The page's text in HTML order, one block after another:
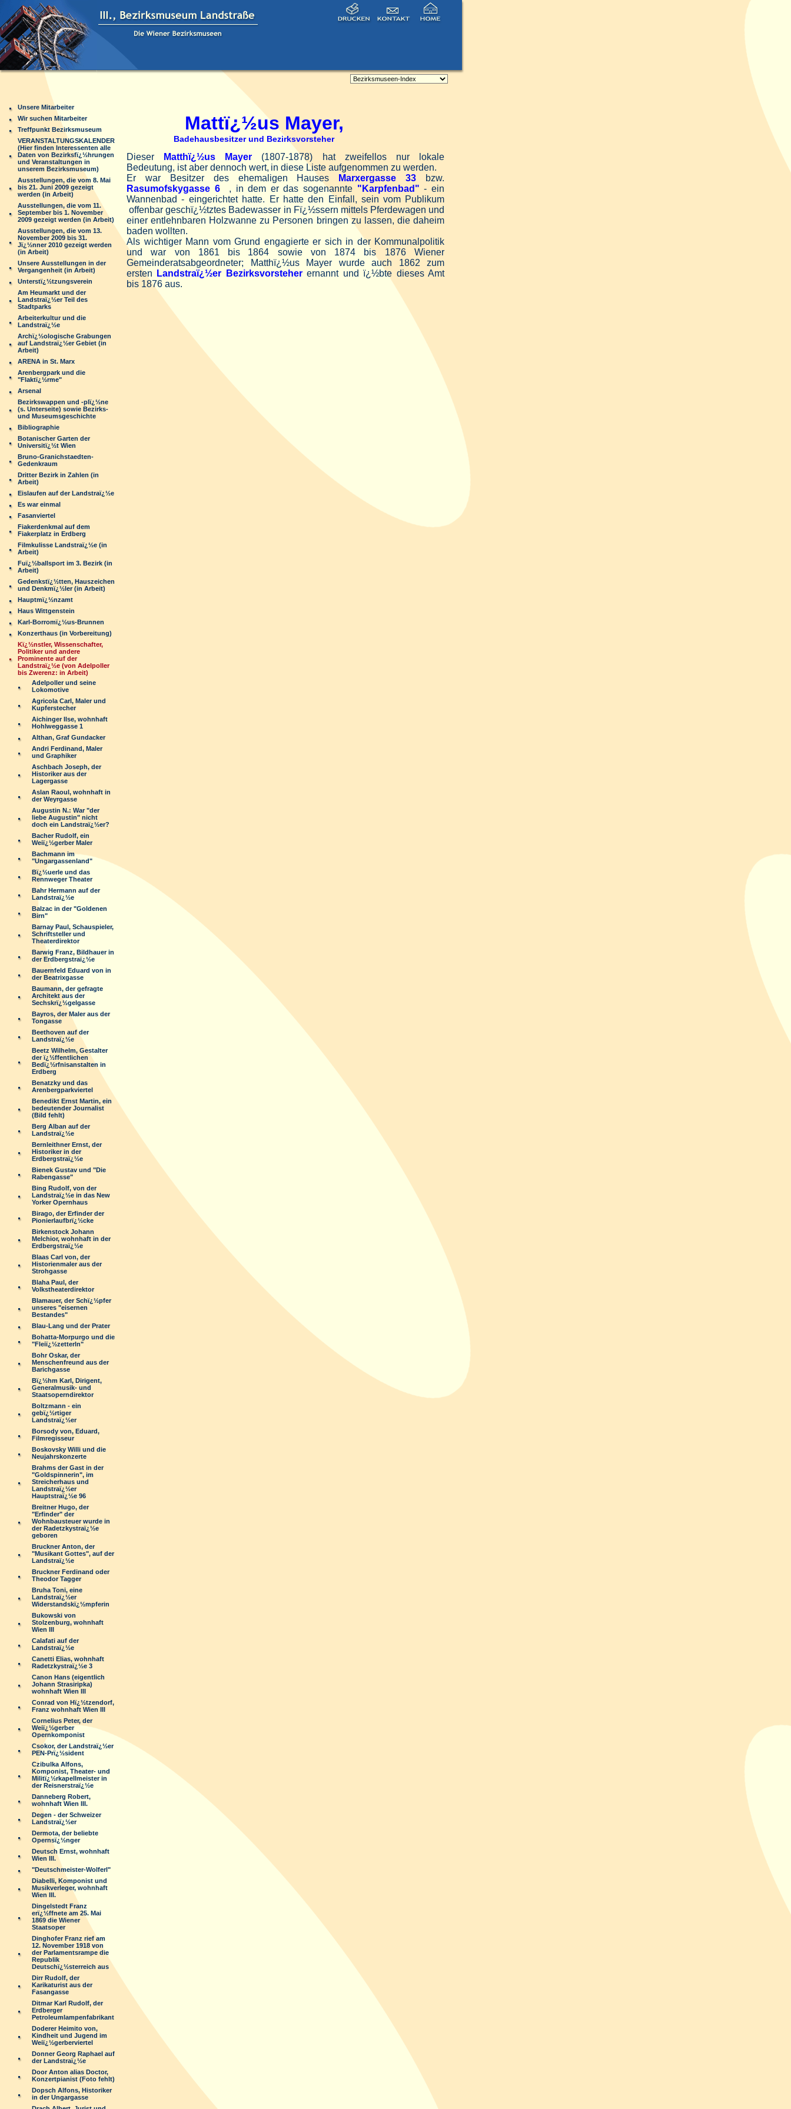
Unsere Mitarbeiter
Wir suchen Mitarbeiter
Treffpunkt Bezirksmuseum
VERANSTALTUNGSKALENDER
(Hier finden Interessenten alle
Daten von Bezirksfï¿½hrungen
und Veranstaltungen in
unserem Bezirksmuseum)
Ausstellungen, die vom 8. Mai
bis 21. Juni 2009 gezeigt
werden (in Arbeit)
Ausstellungen, die vom 11.
September bis 1. November
2009 gezeigt werden (in Arbeit)
Ausstellungen, die vom 13.
November 2009 bis 31.
Jï¿½nner 2010 gezeigt werden
(in Arbeit)
Unsere Ausstellungen in der
Vergangenheit (in Arbeit)
Unterstï¿½tzungsverein
Am Heumarkt und der
Landstraï¿½er Teil des
Stadtparks
Arbeiterkultur und die
Landstraï¿½e
Archï¿½ologische Grabungen
auf Landstraï¿½er Gebiet (in
Arbeit)
ARENA in St. Marx
Arenbergpark und die
"Flaktï¿½rme"
Arsenal
Bezirkswappen und -plï¿½ne
(s. Unterseite) sowie Bezirks-
und Museumsgeschichte
Bibliographie
Botanischer Garten der
Universitï¿½t Wien
Bruno-Granichstaedten-
Gedenkraum
Dritter Bezirk in Zahlen (in
Arbeit)
Eislaufen auf der Landstraï¿½e
Es war einmal
Fasanviertel
Fiakerdenkmal auf dem
Fiakerplatz in Erdberg
Filmkulisse Landstraï¿½e (in
Arbeit)
Fuï¿½ballsport im 3. Bezirk (in
Arbeit)
Gedenkstï¿½tten, Hauszeichen
und Denkmï¿½ler (in Arbeit)
Hauptmï¿½nzamt
Haus Wittgenstein
Karl-Borromï¿½us-Brunnen
Konzerthaus (in Vorbereitung)
Kï¿½nstler, Wissenschafter,
Politiker und andere
Prominente auf der
Landstraï¿½e (von Adelpoller
bis Zwerenz: in Arbeit)
Adelpoller und seine
Lokomotive
Agricola Carl, Maler und
Kupferstecher
Aichinger Ilse, wohnhaft
Hohlweggasse 1
Althan, Graf Gundacker
Andri Ferdinand, Maler
und Graphiker
Aschbach Joseph, der
Historiker aus der
Lagergasse
Aslan Raoul, wohnhaft in
der Weyrgasse
Augustin N.: War "der
liebe Augustin" nicht
doch ein Landstraï¿½er?
Bacher Rudolf, ein
Weiï¿½gerber Maler
Bachmann im
"Ungargassenland"
Bï¿½uerle und das
Rennweger Theater
Bahr Hermann auf der
Landstraï¿½e
Balzac in der "Goldenen
Birn"
Barnay Paul, Schauspieler,
Schriftsteller und
Theaterdirektor
Barwig Franz, Bildhauer in
der Erdbergstraï¿½e
Bauernfeld Eduard von in
der Beatrixgasse
Baumann, der gefragte
Architekt aus der
Sechskrï¿½gelgasse
Bayros, der Maler aus der
Tongasse
Beethoven auf der
Landstraï¿½e
Beetz Wilhelm, Gestalter
der ï¿½ffentlichen
Bedï¿½rfnisanstalten in
Erdberg
Benatzky und das
Arenbergparkviertel
Benedikt Ernst Martin, ein
bedeutender Journalist
(Bild fehlt)
Berg Alban auf der
Landstraï¿½e
Bernleithner Ernst, der
Historiker in der
Erdbergstraï¿½e
Bienek Gustav und "Die
Rabengasse"
Bing Rudolf, von der
Landstraï¿½e in das New
Yorker Opernhaus
Birago, der Erfinder der
Pionierlaufbrï¿½cke
Birkenstock Johann
Melchior, wohnhaft in der
Erdbergstraï¿½e
Blaas Carl von, der
Historienmaler aus der
Strohgasse
Blaha Paul, der
Volkstheaterdirektor
Blamauer, der Schï¿½pfer
unseres "eisernen
Bestandes"
Blau-Lang und der Prater
Bohatta-Morpurgo und die
"Fleiï¿½zetterln"
Bohr Oskar, der
Menschenfreund aus der
Barichgasse
Bï¿½hm Karl, Dirigent,
Generalmusik- und
Staatsoperndirektor
Boltzmann - ein
gebï¿½rtiger
Landstraï¿½er
Borsody von, Eduard,
Filmregisseur
Boskovsky Willi und die
Neujahrskonzerte
Brahms der Gast in der
"Goldspinnerin", im
Streicherhaus und
Landstraï¿½er
Hauptstraï¿½e 96
Breitner Hugo, der
"Erfinder" der
Wohnbausteuer wurde in
der Radetzkystraï¿½e
geboren
Bruckner Anton, der
"Musikant Gottes", auf der
Landstraï¿½e
Bruckner Ferdinand oder
Theodor Tagger
Bruha Toni, eine
Landstraï¿½er
Widerstandskï¿½mpferin
Bukowski von
Stolzenburg, wohnhaft
Wien III
Calafati auf der
Landstraï¿½e
Canetti Elias, wohnhaft
Radetzkystraï¿½e 3
Canon Hans (eigentlich
Johann Strasiripka)
wohnhaft Wien III
Conrad von Hï¿½tzendorf,
Franz wohnhaft Wien III
Cornelius Peter, der
Weiï¿½gerber
Opernkomponist
Csokor, der Landstraï¿½er
PEN-Prï¿½sident
Czibulka Alfons,
Komponist, Theater- und
Militï¿½rkapellmeister in
der Reisnerstraï¿½e
Danneberg Robert,
wohnhaft Wien III.
Degen - der Schweizer
Landstraï¿½er
Dermota, der beliebte
Opernsï¿½nger
Deutsch Ernst, wohnhaft
Wien III.
"Deutschmeister-Wolferl"
Diabelli, Komponist und
Musikverleger, wohnhaft
Wien III.
Dingelstedt Franz
erï¿½ffnete am 25. Mai
1869 die Wiener
Staatsoper
Dinghofer Franz rief am
12. November 1918 von
der Parlamentsrampe die
Republik
Deutschï¿½sterreich aus
Dirr Rudolf, der
Karikaturist aus der
Fasangasse
Ditmar Karl Rudolf, der
Erdberger
Petroleumlampenfabrikant
Doderer Heimito von,
Kindheit und Jugend im
Weiï¿½gerberviertel
Donner Georg Raphael auf
der Landstraï¿½e
Door Anton alias Doctor,
Konzertpianist (Foto fehlt)
Dopsch Alfons, Historiker
in der Ungargasse
Mattï¿½us Mayer,
Badehausbesitzer und Bezirksvorsteher
Dieser Matthï¿½us Mayer (1807-1878) hat zweifellos nur lokale
Bedeutung, ist aber dennoch wert, in diese Liste aufgenommen zu werden.
Er war Besitzer des ehemaligen Hauses
Marxergasse 33
bzw.
Rasumofskygasse 6
, in dem er das sogenannte "Karpfenbad" - ein
Wannenbad - eingerichtet hatte. Er hatte den Einfall, sein vom Publikum
offenbar geschï¿½tztes Badewasser in Fï¿½ssern mittels Pferdewagen und
einer entlehnbaren Holzwanne zu Personen bringen zu lassen, die daheim
baden wollten.
Als wichtiger Mann vom Grund engagierte er sich in der Kommunalpolitik
und war von 1861 bis
1864 sowie von 1874 bis 1876 Wiener
Gemeinderatsabgeordneter; Matthï¿½us Mayer wurde auch 1862 zum
ersten
Landstraï¿½er Bezirksvorsteherernannt und ï¿½bte dieses Amt
bis 1876 aus.